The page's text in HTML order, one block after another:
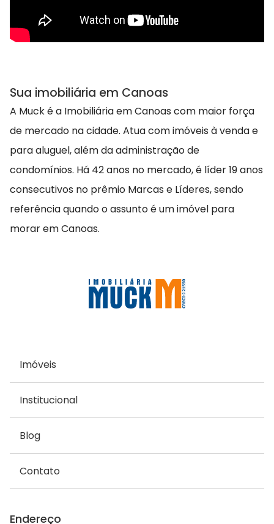
Sua imobiliária em Canoas
A Muck é a Imobiliária em Canoas com maior força
de mercado na cidade. Atua com imóveis à venda e
para aluguel, além da administração de
condomínios. Há 42 anos no mercado, é líder 19 anos
consecutivos no prêmio Marcas e Líderes, sendo
referência quando o assunto é um imóvel para
morar em Canoas.
Imóveis
Institucional
Blog
Contato
Endereço